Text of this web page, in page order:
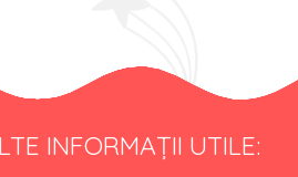
INFORMAȚII UTILE: